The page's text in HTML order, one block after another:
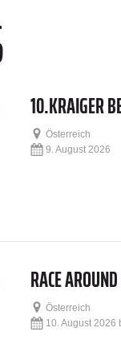
10.KRAIGER
Österreich
9. August 2026
RACE
Österreich
10. August 2026